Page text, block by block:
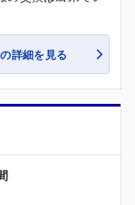
詳細を見る